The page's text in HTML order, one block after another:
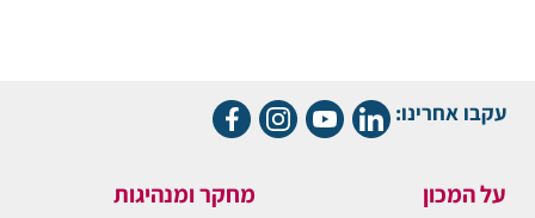
עקבו אחרינו:
על המכון מחקר ומנהיגות